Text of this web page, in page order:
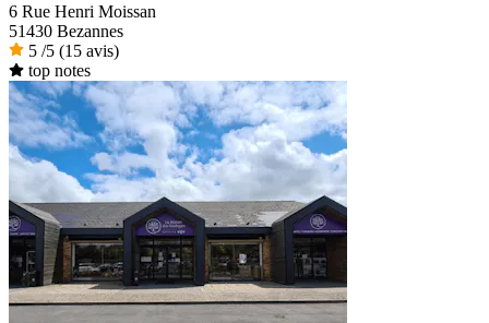
6 Rue Henri Moissan
51430 Bezannes
5 /5 (15 avis)
top notes